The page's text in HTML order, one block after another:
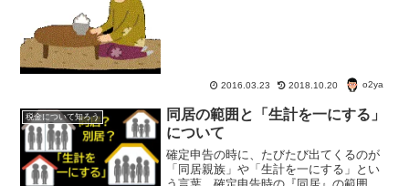
2016.03.23 2018.10.20 o2ya
税金について知ろう
同居の範囲と「生計を一にする」
について
確定申告の時に、たびたび出てくるのが
「同居親族」や「生計を一にする」とい